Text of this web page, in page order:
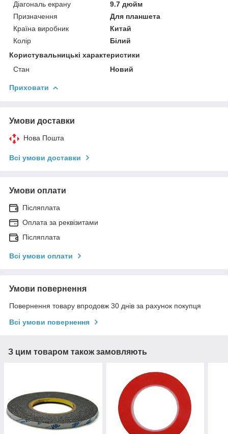
Діагональ екрану
9.7 дюйм
Призначення
Для планшета
Країна виробник
Китай
Колір
Білий
Користувальницькі характеристики
Стан
Новий
Приховати
Умови доставки
Нова Пошта
Всі умови доставки
Умови оплати
Післяплата
Оплата за реквізитами
Післяплата
Всі умови оплати
Умови повернення
Повернення товару впродовж 30 днів за рахунок покупця
Всі умови повернення
З цим товаром також замовляють